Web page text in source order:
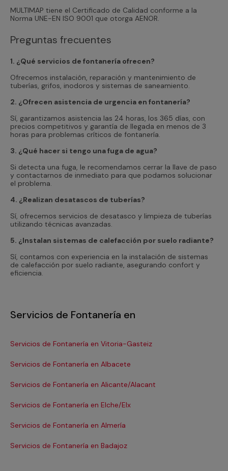
MULTIMAP tiene el Certificado de Calidad conforme a la
Norma UNE-EN ISO 9001 que otorga AENOR.
Preguntas frecuentes
1. ¿Qué servicios de fontanería ofrecen?
Ofrecemos instalación, reparación y mantenimiento de
tuberías, grifos, inodoros y sistemas de saneamiento.
2. ¿Ofrecen asistencia de urgencia en fontanería?
Sí, garantizamos asistencia las 24 horas, los 365 días, con
precios competitivos y garantía de llegada en menos de 3
horas para problemas críticos de fontanería.
3. ¿Qué hacer si tengo una fuga de agua?
Si detecta una fuga, le recomendamos cerrar la llave de paso
y contactarnos de inmediato para que podamos solucionar
el problema.
4. ¿Realizan desatascos de tuberías?
Sí, ofrecemos servicios de desatasco y limpieza de tuberías
utilizando técnicas avanzadas.
5. ¿Instalan sistemas de calefacción por suelo radiante?
Sí, contamos con experiencia en la instalación de sistemas
de calefacción por suelo radiante, asegurando confort y
eficiencia.
Servicios de Fontanería en
Servicios de Fontanería en Vitoria-Gasteiz
Servicios de Fontanería en Albacete
Servicios de Fontanería en Alicante/Alacant
Servicios de Fontanería en Elche/Elx
Servicios de Fontanería en Almería
Servicios de Fontanería en Badajoz